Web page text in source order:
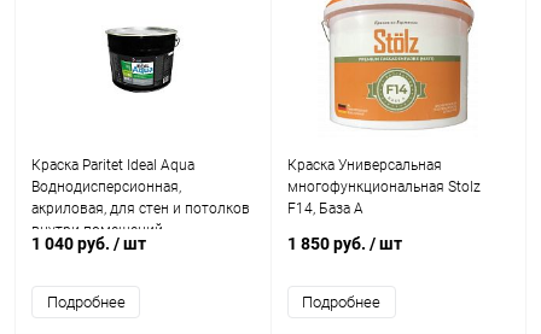
Краска Paritet Ideal Aqua
Воднодисперсионная,
акриловая, для стен и потолков
внутри помещений
1 040 руб. / шт
Подробнее
Краска Универсальная
многофункциональная Stolz
F14, База А
1 850 руб. / шт
Подробнее